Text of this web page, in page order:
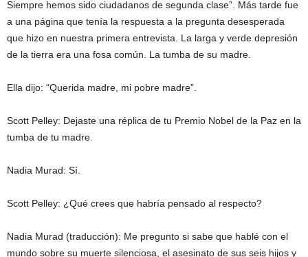
Siempre hemos sido ciudadanos de segunda clase”. Más tarde fue
a una página que tenía la respuesta a la pregunta desesperada
que hizo en nuestra primera entrevista. La larga y verde depresión
de la tierra era una fosa común. La tumba de su madre.
Ella dijo: “Querida madre, mi pobre madre”.
Scott Pelley: Dejaste una réplica de tu Premio Nobel de la Paz en la
tumba de tu madre.
Nadia Murad: Sí.
Scott Pelley: ¿Qué crees que habría pensado al respecto?
Nadia Murad (traducción): Me pregunto si sabe que hablé con el
mundo sobre su muerte silenciosa, el asesinato de sus seis hijos y